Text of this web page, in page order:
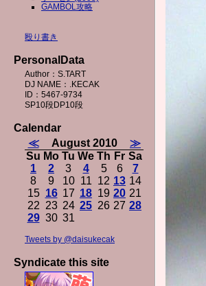
GAMBOL攻略
殴り書き
PersonalData
Author：S.TART
DJ NAME：.KECAK
ID：5467-9734
SP10段DP10段
Calendar
≪
August 2010
≫
Su Mo Tu We Th Fr Sa
1
2 3 4 5 6
7
8
9 10 11 12 13 14
15 16 17 18 19 20 21
22 23 24 25 26 27 28
29 30 31
Tweets by @daisukecak
Syndicate this site